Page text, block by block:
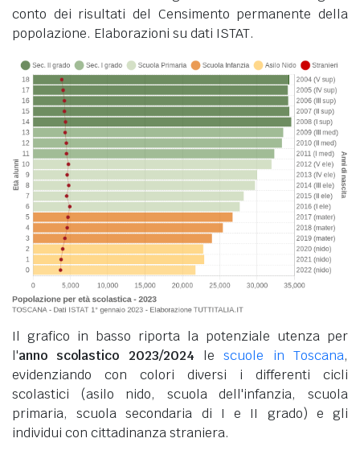
conto dei risultati del Censimento permanente della
popolazione. Elaborazioni su dati ISTAT.
Il grafico in basso riporta la potenziale utenza per
l'anno scolastico 2023/2024 lescuole in Toscana,
evidenziando con colori diversi i differenti cicli
scolastici (asilo nido, scuola dell'infanzia, scuola
primaria, scuola secondaria di I e II grado) e gli
individui con cittadinanza straniera.